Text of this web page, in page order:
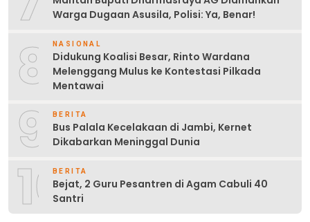
Warga Dugaan Asusila, Polisi: Ya, Benar!
8 NASIONAL
Didukung Koalisi Besar, Rinto Wardana
Melenggang Mulus ke Kontestasi Pilkada
Mentawai
9 BERITA
Bus Palala Kecelakaan di Jambi, Kernet
Dikabarkan Meninggal Dunia
10BERITA
Bejat, 2 Guru Pesantren di Agam Cabuli 40
Santri